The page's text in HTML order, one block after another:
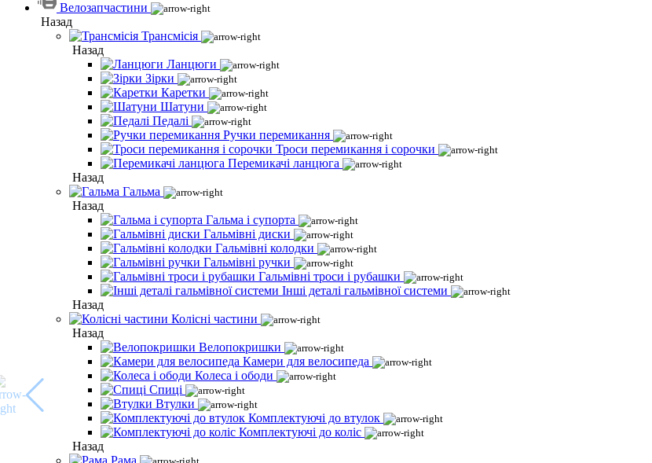
Велозапчастини
Назад
Трансмісія
Назад
Ланцюги
Зірки
Каретки
Шатуни
Педалі
Ручки перемикання
Троси перемикання і сорочки
Перемикачі ланцюга
Назад
Гальма
Назад
Гальма і супорта
Гальмівні диски
Гальмівні колодки
Гальмівні ручки
Гальмівні троси і рубашки
Інші деталі гальмівної системи
Назад
Колісні частини
Назад
Велопокришки
Камери для велосипеда
Колеса і ободи
Спиці
Втулки
Комплектуючі до втулок
Комплектуючі до коліс
Назад
Рама